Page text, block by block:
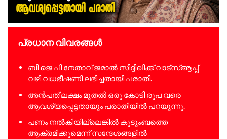
പ്രധാന വിവരങ്ങൾ
ബി ജെ പി നേതാവ് ജമാൽ സിദ്ദിഖിക്ക് വാട്സ്ആപ്പ്
വഴി വധഭീഷണി ലഭിച്ചതായി പരാതി.
അൻപത് ലക്ഷം മുതൽ ഒരു കോടി രൂപ വരെ
ആവശ്യപ്പെട്ടതായും പരാതിയിൽ പറയുന്നു.
പണം നൽകിയില്ലെങ്കിൽ കുടുംബത്തെ
ആക്രമിക്കുമെന്ന് സന്ദേശങ്ങളിൽ